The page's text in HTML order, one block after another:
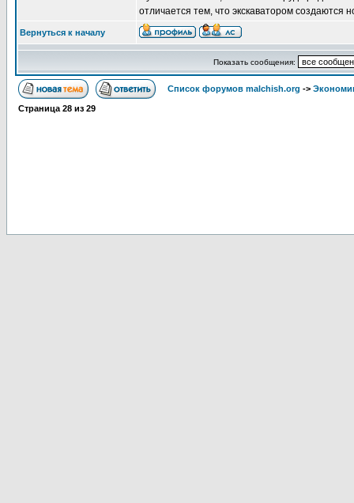
отличается тем, что экскаватором создаются
Вернуться к началу
Показать сообщения:
Список форумов malchish.org ->
Страница 28 из 29